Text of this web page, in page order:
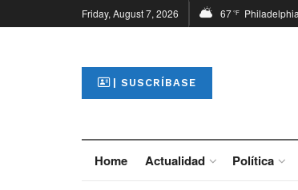
Friday, August 7, 2026 67°F Philadelphia
| SUSCRÍBASE
Home Actualidad Política